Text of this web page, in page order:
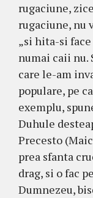
rugaciune,
rugaciune, nu
„si hita-si face
numai caii nu.
care le-am
populare, pe
exemplu,
Duhule
Precesto
prea sfanta
drag, si o fac
Dumnezeu,